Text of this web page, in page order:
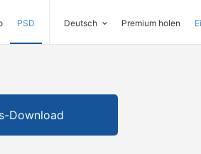
PSD Deutsch Premium holen
Download